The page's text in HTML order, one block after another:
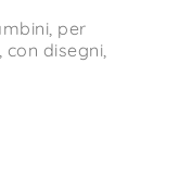
per
, con disegni,